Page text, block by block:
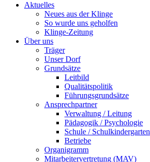
Aktuelles
Neues aus der Klinge
So wurde uns geholfen
Klinge-Zeitung
Über uns
Träger
Unser Dorf
Grundsätze
Leitbild
Qualitätspolitik
Führungsgrundsätze
Ansprechpartner
Verwaltung / Leitung
Pädagogik / Psychologie
Schule / Schulkindergarten
Betriebe
Organigramm
Mitarbeitervertretung (MAV)